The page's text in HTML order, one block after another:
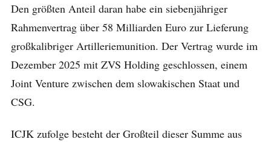
Den größten Anteil daran habe ein siebenjähriger
Rahmenvertrag über 58 Milliarden Euro zur Lieferung
großkalibriger Artilleriemunition. Der Vertrag wurde im
Dezember 2025 mit ZVS Holding geschlossen, einem
Joint Venture zwischen dem slowakischen Staat und
CSG.
ICJK zufolge besteht der Großteil dieser Summe aus